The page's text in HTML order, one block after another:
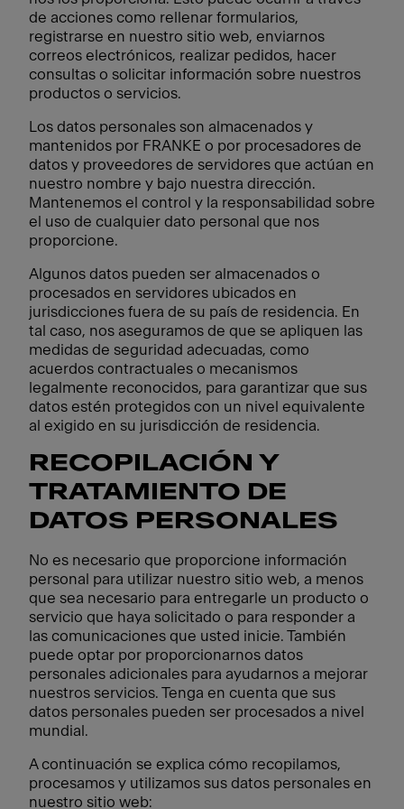
de acciones como rellenar formularios,
registrarse en nuestro sitio web, enviarnos
correos electrónicos, realizar pedidos, hacer
consultas o solicitar información sobre nuestros
productos o servicios.
Los datos personales son almacenados y
mantenidos por FRANKE o por procesadores de
datos y proveedores de servidores que actúan en
nuestro nombre y bajo nuestra dirección.
Mantenemos el control y la responsabilidad sobre
el uso de cualquier dato personal que nos
proporcione.
Algunos datos pueden ser almacenados o
procesados en servidores ubicados en
jurisdicciones fuera de su país de residencia. En
tal caso, nos aseguramos de que se apliquen las
medidas de seguridad adecuadas, como
acuerdos contractuales o mecanismos
legalmente reconocidos, para garantizar que sus
datos estén protegidos con un nivel equivalente
al exigido en su jurisdicción de residencia.
RECOPILACIÓN Y
TRATAMIENTO DE
DATOS PERSONALES
No es necesario que proporcione información
personal para utilizar nuestro sitio web, a menos
que sea necesario para entregarle un producto o
servicio que haya solicitado o para responder a
las comunicaciones que usted inicie. También
puede optar por proporcionarnos datos
personales adicionales para ayudarnos a mejorar
nuestros servicios. Tenga en cuenta que sus
datos personales pueden ser procesados a nivel
mundial.
A continuación se explica cómo recopilamos,
procesamos y utilizamos sus datos personales en
nuestro sitio web: